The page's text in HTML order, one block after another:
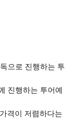
으로 진행하는 투
진행하는 투어예
격이 저렴하다는